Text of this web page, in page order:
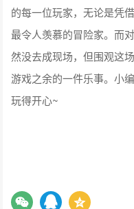
的每一位玩家，无论是凭
最令人羡慕的冒险家。而
然没去成现场，但围观这
游戏之余的一件乐事。小
玩得开心~